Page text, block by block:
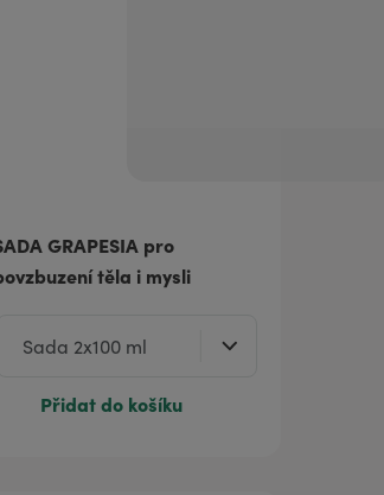
GRAPESIA pro
těla i mysli
Přidat do košíku